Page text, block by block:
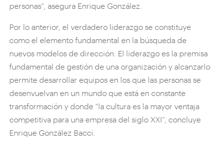
personas”, asegura Enrique González.
Por lo anterior, el verdadero liderazgo se constituye
como el elemento fundamental en la búsqueda de
nuevos modelos de dirección. El liderazgo es la premisa
fundamental de gestión de una organización y alcanzarlo
permite desarrollar equipos en los que las personas se
desenvuelvan en un mundo que está en constante
transformación y donde “la cultura es la mayor ventaja
competitiva para una empresa del siglo XXI”, concluye
Enrique González Bacci.